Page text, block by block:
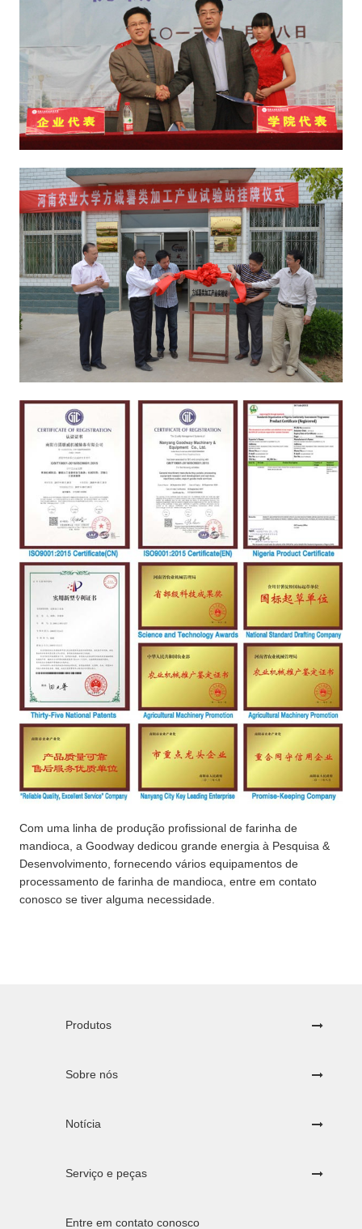
Com uma linha de produção profissional de farinha de
mandioca, a Goodway dedicou grande energia à Pesquisa &
Desenvolvimento, fornecendo vários equipamentos de
processamento de farinha de mandioca, entre em contato
conosco se tiver alguma necessidade.
Produtos
Sobre nós
Notícia
Serviço e peças
Entre em contato conosco